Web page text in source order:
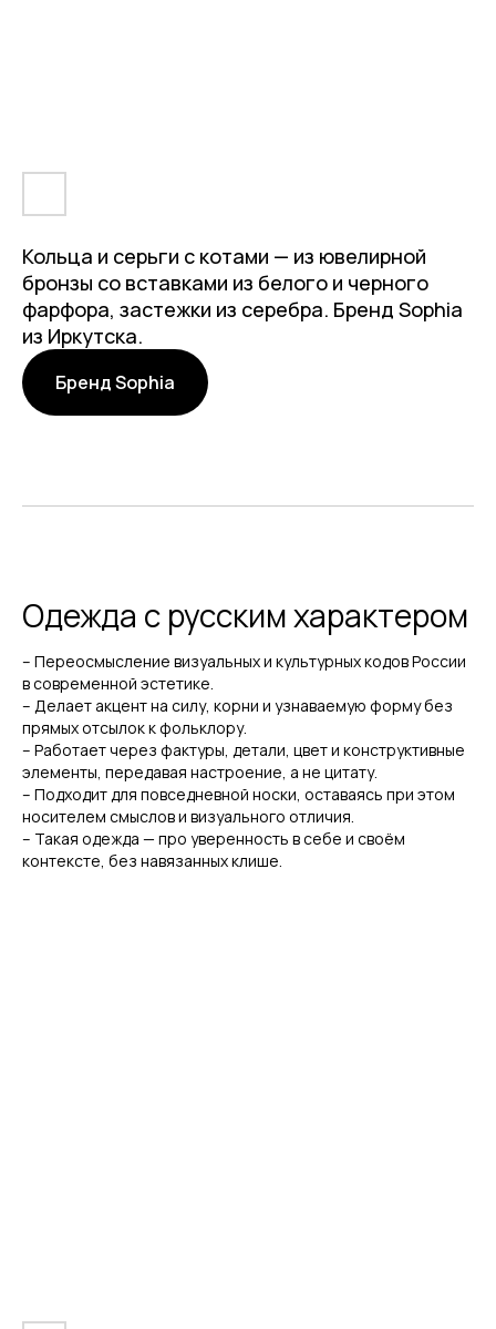
Кольца и серьги с котами — из ювелирной
бронзы со вставками из белого и черного
фарфора, застежки из серебра. Бренд Sophia
из Иркутска.
Бренд Sophia
Одежда с русским характером
– Переосмысление визуальных и культурных кодов России
в современной эстетике.
– Делает акцент на силу, корни и узнаваемую форму без
прямых отсылок к фольклору.
– Работает через фактуры, детали, цвет и конструктивные
элементы, передавая настроение, а не цитату.
– Подходит для повседневной носки, оставаясь при этом
носителем смыслов и визуального отличия.
– Такая одежда — про уверенность в себе и своём
контексте, без навязанных клише.